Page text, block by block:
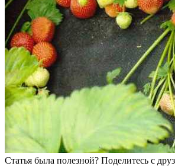
Статья была полезной? Поделитесь с